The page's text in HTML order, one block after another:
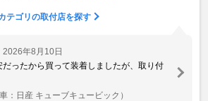
テゴリの取付店を探す
2026年8月10日
ったから買って装着しましたが、取り付
車：日産 キューブキュービック）